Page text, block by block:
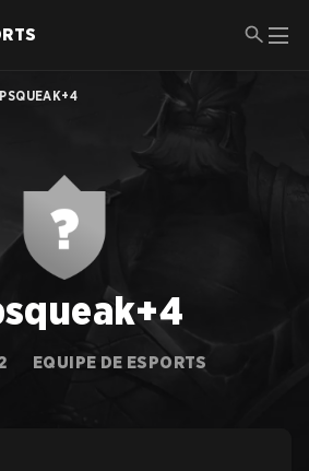
EQUIPE DE ESPORTS